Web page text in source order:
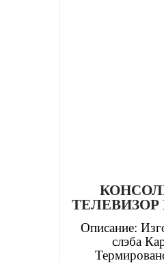
ТЕЛЕВИЗОР
Описание:
слэба